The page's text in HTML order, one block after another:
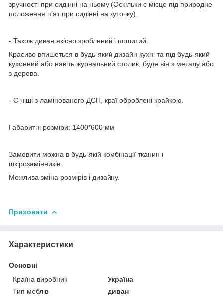
зручності при сидінні на ньому (Оскільки є місце під природне
положення п'ят при сидінні на куточку).
- Також диван якісно зроблений і пошитий.
Красиво впишеться в будь-який дизайн кухні та під будь-який
кухонний або навіть журнальний столик, буде він з металу або
з дерева.
- Є ніші з ламінованого ДСП, краї оброблені крайкою.
Габаритні розміри: 1400*600 мм
Замовити можна в будь-якій комбінації тканин і
шкірозамінників.
Можлива зміна розмірів і дизайну.
Приховати
Характеристики
Основні
Країна виробник
Україна
Тип меблів
диван